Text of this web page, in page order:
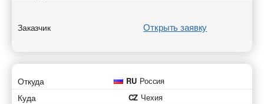
Заказчик Открыть заявку
Откуда RU Россия
Куда CZ Чехия